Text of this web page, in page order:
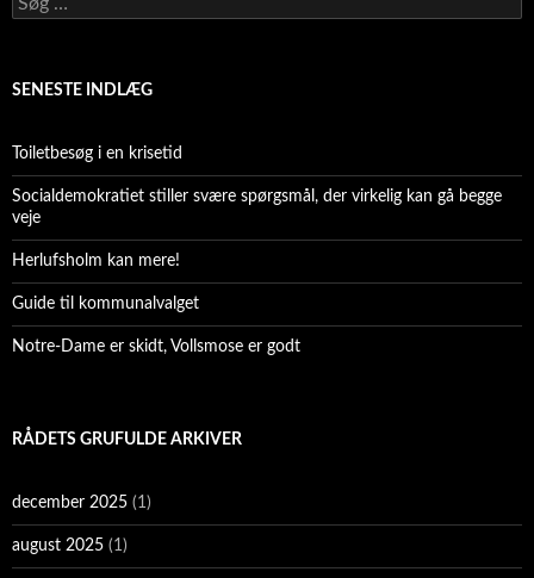
efter:
SENESTE INDLÆG
Toiletbesøg i en krisetid
Socialdemokratiet stiller svære spørgsmål, der virkelig kan gå begge
veje
Herlufsholm kan mere!
Guide til kommunalvalget
Notre-Dame er skidt, Vollsmose er godt
RÅDETS GRUFULDE ARKIVER
december 2025 (1)
august 2025 (1)